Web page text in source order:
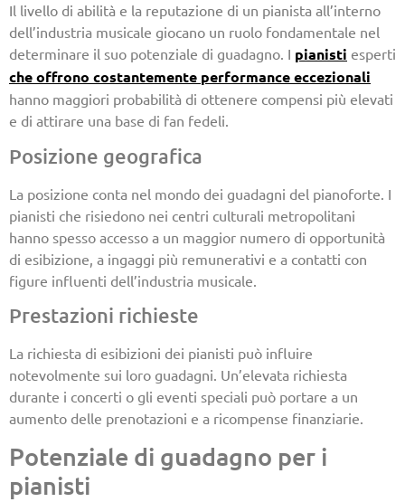
Il livello di abilità e la reputazione di un pianista all’interno
dell’industria musicale giocano un ruolo fondamentale nel
determinare il suo potenziale di guadagno. I pianisti esperti
che offrono costantemente performance eccezionali
hanno maggiori probabilità di ottenere compensi più elevati
e di attirare una base di fan fedeli.
Posizione geografica
La posizione conta nel mondo dei guadagni del pianoforte. I
pianisti che risiedono nei centri culturali metropolitani
hanno spesso accesso a un maggior numero di opportunità
di esibizione, a ingaggi più remunerativi e a contatti con
figure influenti dell’industria musicale.
Prestazioni richieste
La richiesta di esibizioni dei pianisti può influire
notevolmente sui loro guadagni. Un’elevata richiesta
durante i concerti o gli eventi speciali può portare a un
aumento delle prenotazioni e a ricompense finanziarie.
Potenziale di guadagno per i
pianisti